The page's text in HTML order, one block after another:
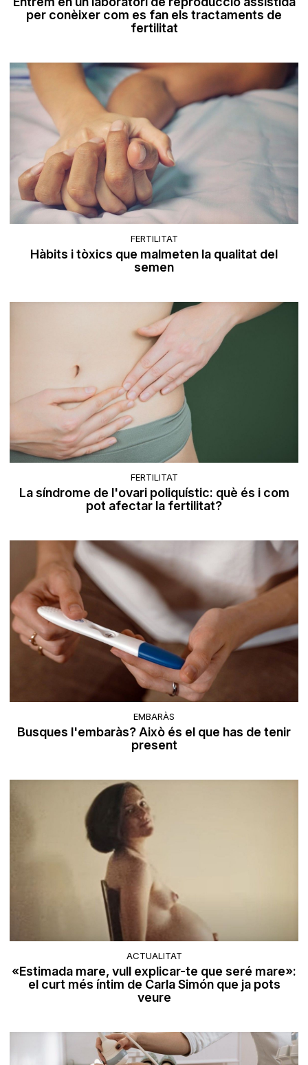
per conèixer com es fan els tractaments de
fertilitat
FERTILITAT
Hàbits i tòxics que malmeten la qualitat del
semen
FERTILITAT
La síndrome de l'ovari poliquístic: què és i com
pot afectar la fertilitat?
EMBARÀS
Busques l'embaràs? Això és el que has de tenir
present
ACTUALITAT
«Estimada mare, vull explicar-te que seré mare»:
el curt més íntim de Carla Simón que ja pots
veure